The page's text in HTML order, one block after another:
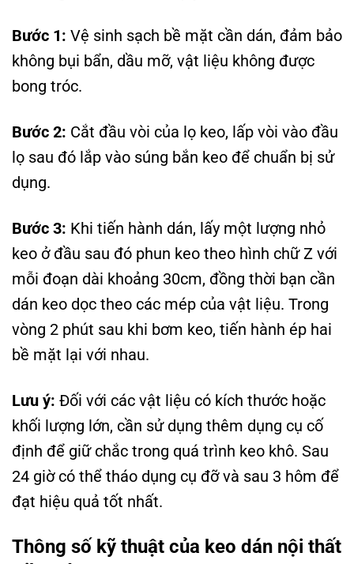
Bước 1: Vệ sinh sạch bề mặt cần dán, đảm bảo
không bụi bẩn, dầu mỡ, vật liệu không được
bong tróc.
Bước 2: Cắt đầu vòi của lọ keo, lấp vòi vào đầu
lọ sau đó lắp vào súng bắn keo để chuẩn bị sử
dụng.
Bước 3: Khi tiến hành dán, lấy một lượng nhỏ
keo ở đầu sau đó phun keo theo hình chữ Z với
mỗi đoạn dài khoảng 30cm, đồng thời bạn cần
dán keo dọc theo các mép của vật liệu. Trong
vòng 2 phút sau khi bơm keo, tiến hành ép hai
bề mặt lại với nhau.
Lưu ý: Đối với các vật liệu có kích thước hoặc
khối lượng lớn, cần sử dụng thêm dụng cụ cố
định để giữ chắc trong quá trình keo khô. Sau
24 giờ có thể tháo dụng cụ đỡ và sau 3 hôm để
đạt hiệu quả tốt nhất.
Thông số kỹ thuật của keo dán nội thất